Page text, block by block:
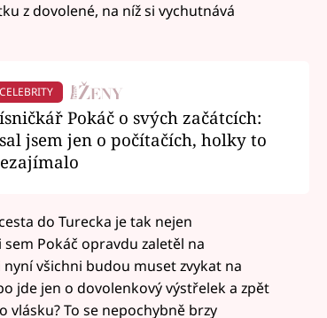
z dovolené, na níž si vychutnává
CELEBRITY
Pokáč o svých začátcích:
jsem jen o počítačích, holky to
do Turecka je tak nejen
Pokáč opravdu zaletěl na
všichni budou muset zvykat na
jde jen o dovolenkový výstřelek a zpět
vlásku? To se nepochybně brzy